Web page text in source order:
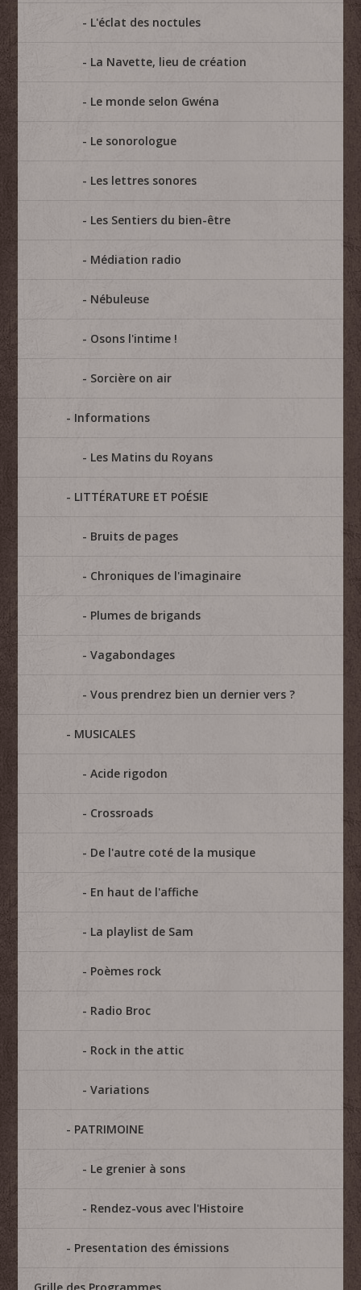
L'éclat des noctules
La Navette, lieu de création
Le monde selon Gwéna
Le sonorologue
Les lettres sonores
Les Sentiers du bien-être
Médiation radio
Nébuleuse
Osons l'intime !
Sorcière on air
Informations
Les Matins du Royans
LITTÉRATURE ET POÉSIE
Bruits de pages
Chroniques de l'imaginaire
Plumes de brigands
Vagabondages
Vous prendrez bien un dernier vers ?
MUSICALES
Acide rigodon
Crossroads
De l'autre coté de la musique
En haut de l'affiche
La playlist de Sam
Poèmes rock
Radio Broc
Rock in the attic
Variations
PATRIMOINE
Le grenier à sons
Rendez-vous avec l'Histoire
Presentation des émissions
Grille des Programmes